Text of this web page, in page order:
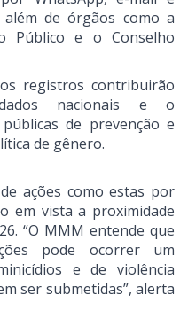
de órgãos como a
Público e o Conselho
registros contribuirão
nacionais e o
de prevenção e
de gênero.
ações como estas por
em vista a proximidade
“O MMM entende que
pode ocorrer um
e de violência
ser submetidas”, alerta